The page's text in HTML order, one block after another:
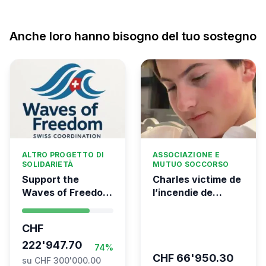
Anche loro hanno bisogno del tuo sostegno
ALTRO PROGETTO DI
SOLIDARIETÀ
Support the
Waves of Freedom
the Global
Movement to Gaza
CHF
222'947.70
74%
su CHF 300'000.00
ASSOCIAZIONE E
MUTUO SOCCORSO
Charles victime de
l’incendie de
CHF 66'950.30